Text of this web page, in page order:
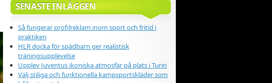
SENASTE INLÄGGEN
Så fungerar profilreklam inom sport och fritid i
praktiken
HLR docka för spädbarn ger realistisk
träningsupplevelse
Upplev Juventus ikoniska atmosfär på plats i Turin
Välj stiliga och funktionella kampsportskläder som